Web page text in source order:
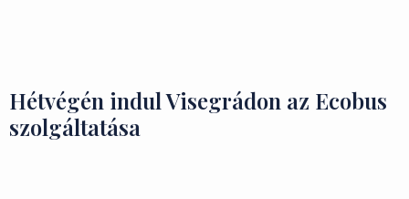
Hétvégén indul Visegrádon az Ecobus
szolgáltatása